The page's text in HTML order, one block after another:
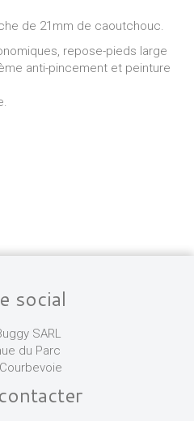
de 21mm de caoutchouc.
repose-pieds large
anti-pincement et peinture
social
SARL
du Parc